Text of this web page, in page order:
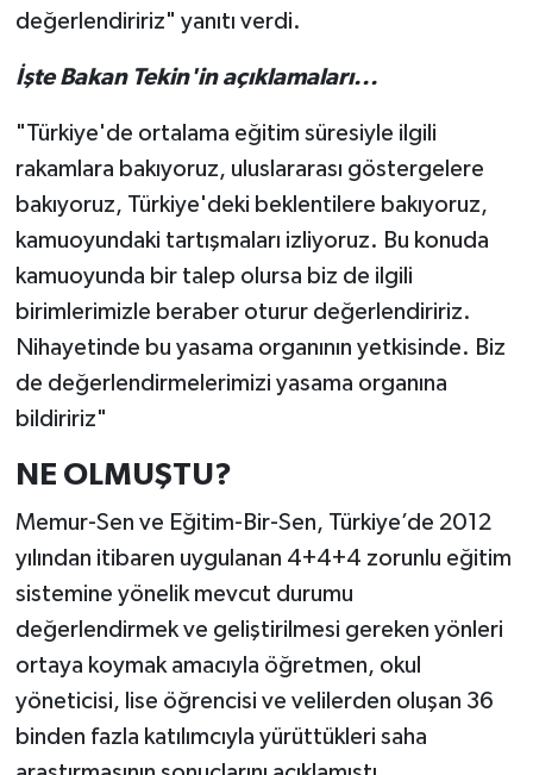
değerlendiririz" yanıtı verdi.
İşte Bakan Tekin'in açıklamaları...
"Türkiye'de ortalama eğitim süresiyle ilgili
rakamlara bakıyoruz, uluslararası göstergelere
bakıyoruz, Türkiye'deki beklentilere bakıyoruz,
kamuoyundaki tartışmaları izliyoruz. Bu konuda
kamuoyunda bir talep olursa biz de ilgili
birimlerimizle beraber oturur değerlendiririz.
Nihayetinde bu yasama organının yetkisinde. Biz
de değerlendirmelerimizi yasama organına
bildiririz"
NE OLMUŞTU?
Memur-Sen ve Eğitim-Bir-Sen, Türkiye’de 2012
yılından itibaren uygulanan 4+4+4 zorunlu eğitim
sistemine yönelik mevcut durumu
değerlendirmek ve geliştirilmesi gereken yönleri
ortaya koymak amacıyla öğretmen, okul
yöneticisi, lise öğrencisi ve velilerden oluşan 36
binden fazla katılımcıyla yürüttükleri saha